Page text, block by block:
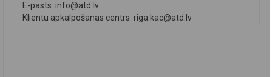
E-pasts: info@atd.lv
Klientu apkalpošanas centrs: riga.kac@atd.lv